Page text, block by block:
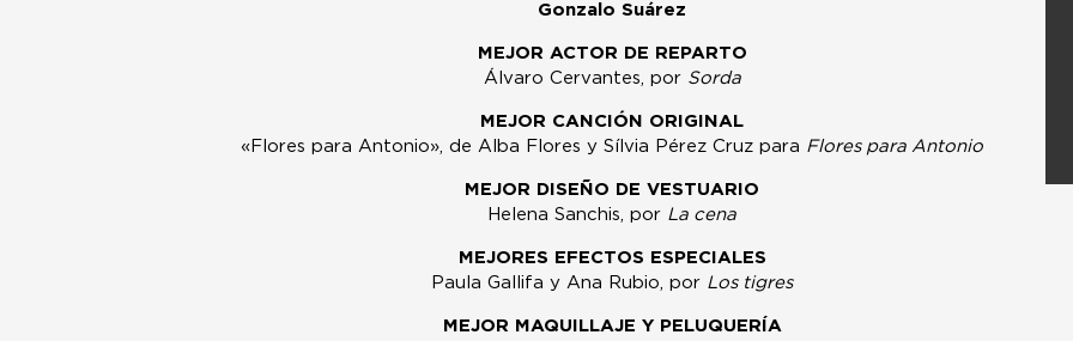
Gonzalo Suárez
MEJOR ACTOR DE REPARTO
Álvaro Cervantes, por Sorda
MEJOR CANCIÓN ORIGINAL
«Flores para Antonio», de Alba Flores y Sílvia Pérez Cruz para Flores para Antonio
MEJOR DISEÑO DE VESTUARIO
Helena Sanchis, por La cena
MEJORES EFECTOS ESPECIALES
Paula Gallifa y Ana Rubio, por Los tigres
MEJOR MAQUILLAJE Y PELUQUERÍA